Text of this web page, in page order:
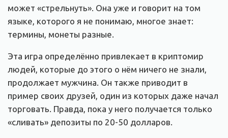
может «стрельнуть». Она уже и говорит на том
языке, которого я не понимаю, многое знает:
термины, монеты разные.
Эта игра определённо привлекает в криптомир
людей, которые до этого о нём ничего не знали,
продолжает мужчина. Он также приводит в
пример своих друзей, один из которых даже начал
торговать. Правда, пока у него получается только
«сливать» депозиты по 20-50 долларов.